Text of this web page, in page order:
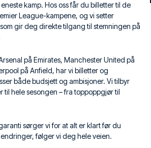
kamp. Hos oss får du billetter til de
League-kampene, og vi setter
gir deg direkte tilgang til stemningen på
på Emirates, Manchester United på
på Anfield, har vi billetter og
både budsjett og ambisjoner. Vi tilbyr
til hele sesongen – fra toppoppgjør til
sørger vi for at alt er klart før du
følger vi deg hele veien.